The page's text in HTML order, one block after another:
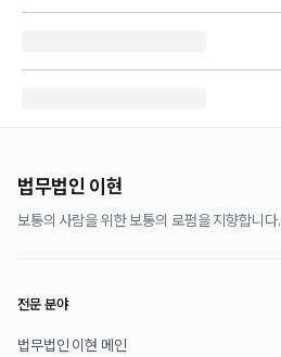
법무법인 이현
보통의 사람을 위한 보통의 로펌을 지향합니다.
전문 분야
법무법인 이현 메인